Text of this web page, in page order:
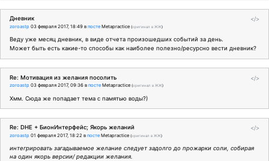
</>
Дневник
zoroastp 03 февраля 2017, 18:49 в посте Metapractice (оригинал в ЖЖ)
Веду уже месяц дневник, в виде отчета произошедших событий за день.
Может быть есть какие-то способы как наиболее полезно/ресурсно вести дневник?
</>
Re: Мотивация из желания посолить
zoroastp 03 февраля 2017, 09:36 в посте Metapractice (оригинал в ЖЖ)
Хмм. Сюда же попадает тема с памятью воды?)
</>
Re: DHE + БионИнтерфейс; Якорь желаний
zoroastp 01 февраля 2017, 18:22 в посте Metapractice (оригинал в ЖЖ)
интегрировать загадываемое желание следует задолго до прожарки соли, собирая
на один якорь версии/ редакции желания.